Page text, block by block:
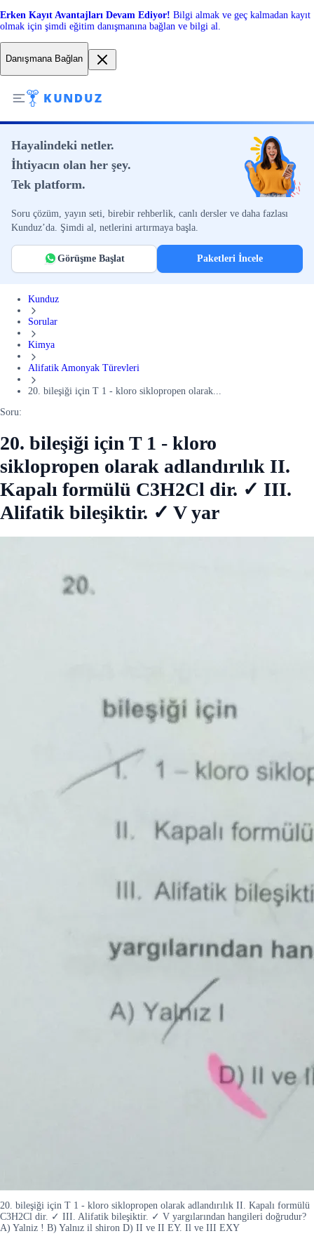
Erken Kayıt Avantajları Devam Ediyor! Bilgi almak ve geç kalmadan kayıt
olmak için şimdi eğitim danışmanına bağlan ve bilgi al.
Danışmana Bağlan
Hayalindeki netler.
İhtiyacın olan her şey.
Tek platform.
Soru çözüm, yayın seti, birebir rehberlik, canlı dersler ve daha fazlası
Kunduz’da. Şimdi al, netlerini artırmaya başla.
Görüşme Başlat Paketleri İncele
Kunduz
Sorular
Kimya
Alifatik Amonyak Türevleri
20. bileşiği için T 1 - kloro siklopropen olarak...
Soru:
20. bileşiği için T 1 - kloro
siklopropen olarak adlandırılık II.
Kapalı formülü C3H2Cl dir. ✓ III.
Alifatik bileşiktir. ✓ V yar
20. bileşiği için T 1 - kloro siklopropen olarak adlandırılık II. Kapalı formülü
C3H2Cl dir. ✓ III. Alifatik bileşiktir. ✓ V yargılarından hangileri doğrudur?
A) Yalniz ! B) Yalnız il shiron D) II ve II EY. Il ve III EXY